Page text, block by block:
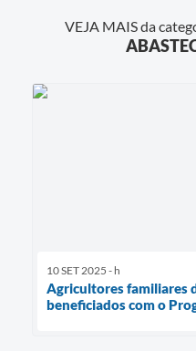
VEJA MAIS da
10 SET 2025 - h
Agricultores familiares
beneficiados com o